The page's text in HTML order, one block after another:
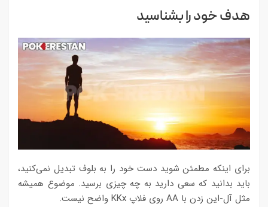
هدف خود را بشناسید
برای اینکه مطمئن شوید دست خود را به بلوف تبدیل نمی‌کنید،
باید بدانید که سعی دارید به چه چیزی برسید. موضوع همیشه
مثل آل-این زدن با AA روی فلاپ KKx واضح نیست.